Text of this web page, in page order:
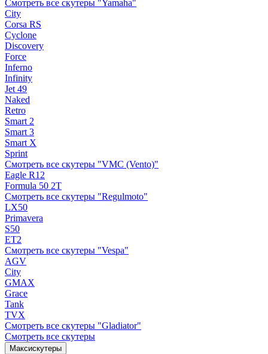
Смотреть все скутеры "Yamaha"
City
Corsa RS
Cyclone
Discovery
Force
Inferno
Infinity
Jet 49
Naked
Retro
Smart 2
Smart 3
Smart X
Sprint
Смотреть все скутеры "VMC (Vento)"
Eagle R12
Formula 50 2Т
Смотреть все скутеры "Regulmoto"
LX50
Primavera
S50
ET2
Смотреть все скутеры "Vespa"
AGV
City
GMAX
Grace
Tank
TVX
Смотреть все скутеры "Gladiator"
Смотреть все скутеры
Максискутеры